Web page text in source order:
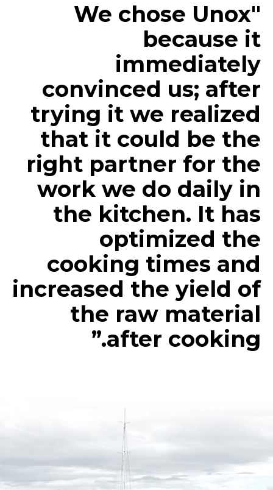
"We chose Unox
because it
immediately
convinced us; after
trying it we realized
that it could be the
right partner for the
work we do daily in
the kitchen. It has
optimized the
cooking times and
increased the yield of
the raw material
after cooking.”